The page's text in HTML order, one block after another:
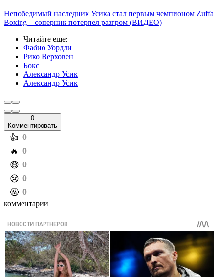
Непобедимый наследник Усика стал первым чемпионом Zuffa
Boxing – соперник потерпел разгром (ВИДЕО)
Читайте еще:
Фабио Уордли
Рико Верховен
Бокс
Александр Усик
Александр Усик
0
Комментировать
️👍 0
️🔥 0
️😄 0
️😢 0
️🤬 0
комментарии